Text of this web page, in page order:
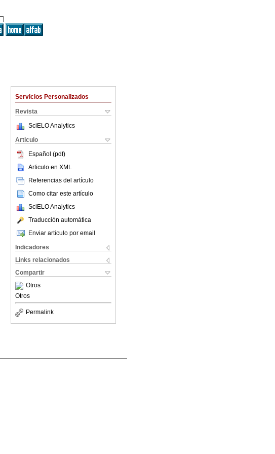
Servicios Personalizados
Revista
SciELO Analytics
Articulo
Español (pdf)
Articulo en XML
Referencias del artículo
Como citar este artículo
SciELO Analytics
Traducción automática
Enviar articulo por email
Indicadores
Links relacionados
Compartir
Otros
Otros
Permalink